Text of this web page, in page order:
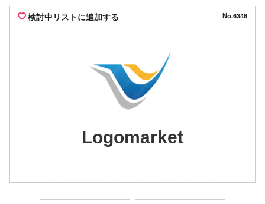
検討中リストに追加する No.6348
Logomarket